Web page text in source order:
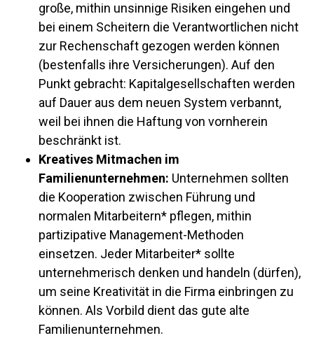
große, mithin unsinnige Risiken eingehen und
bei einem Scheitern die Verantwortlichen nicht
zur Rechenschaft gezogen werden können
(bestenfalls ihre Versicherungen). Auf den
Punkt gebracht: Kapitalgesellschaften werden
auf Dauer aus dem neuen System verbannt,
weil bei ihnen die Haftung von vornherein
beschränkt ist.
Kreatives Mitmachen im
Familienunternehmen: Unternehmen sollten
die Kooperation zwischen Führung und
normalen Mitarbeitern* pflegen, mithin
partizipative Management-Methoden
einsetzen. Jeder Mitarbeiter* sollte
unternehmerisch denken und handeln (dürfen),
um seine Kreativität in die Firma einbringen zu
können. Als Vorbild dient das gute alte
Familienunternehmen.